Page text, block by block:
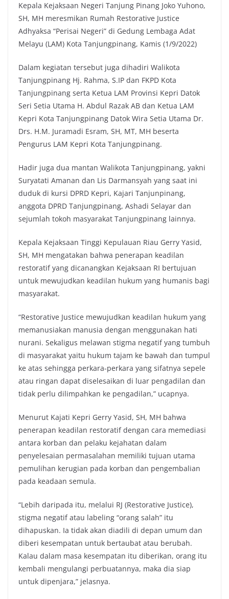
Kepala Kejaksaan Negeri Tanjung Pinang Joko Yuhono,
SH, MH meresmikan Rumah Restorative Justice
Adhyaksa “Perisai Negeri” di Gedung Lembaga Adat
Melayu (LAM) Kota Tanjungpinang, Kamis (1/9/2022)
Dalam kegiatan tersebut juga dihadiri Walikota
Tanjungpinang Hj. Rahma, S.IP dan FKPD Kota
Tanjungpinang serta Ketua LAM Provinsi Kepri Datok
Seri Setia Utama H. Abdul Razak AB dan Ketua LAM
Kepri Kota Tanjungpinang Datok Wira Setia Utama Dr.
Drs. H.M. Juramadi Esram, SH, MT, MH beserta
Pengurus LAM Kepri Kota Tanjungpinang.
Hadir juga dua mantan Walikota Tanjungpinang, yakni
Suryatati Amanan dan Lis Darmansyah yang saat ini
duduk di kursi DPRD Kepri, Kajari Tanjunpinang,
anggota DPRD Tanjungpinang, Ashadi Selayar dan
sejumlah tokoh masyarakat Tanjungpinang lainnya.
Kepala Kejaksaan Tinggi Kepulauan Riau Gerry Yasid,
SH, MH mengatakan bahwa penerapan keadilan
restoratif yang dicanangkan Kejaksaan RI bertujuan
untuk mewujudkan keadilan hukum yang humanis bagi
masyarakat.
“Restorative Justice mewujudkan keadilan hukum yang
memanusiakan manusia dengan menggunakan hati
nurani. Sekaligus melawan stigma negatif yang tumbuh
di masyarakat yaitu hukum tajam ke bawah dan tumpul
ke atas sehingga perkara-perkara yang sifatnya sepele
atau ringan dapat diselesaikan di luar pengadilan dan
tidak perlu dilimpahkan ke pengadilan,” ucapnya.
Menurut Kajati Kepri Gerry Yasid, SH, MH bahwa
penerapan keadilan restoratif dengan cara memediasi
antara korban dan pelaku kejahatan dalam
penyelesaian permasalahan memiliki tujuan utama
pemulihan kerugian pada korban dan pengembalian
pada keadaan semula.
“Lebih daripada itu, melalui RJ (Restorative Justice),
stigma negatif atau labeling “orang salah” itu
dihapuskan. Ia tidak akan diadili di depan umum dan
diberi kesempatan untuk bertaubat atau berubah.
Kalau dalam masa kesempatan itu diberikan, orang itu
kembali mengulangi perbuatannya, maka dia siap
untuk dipenjara,” jelasnya.